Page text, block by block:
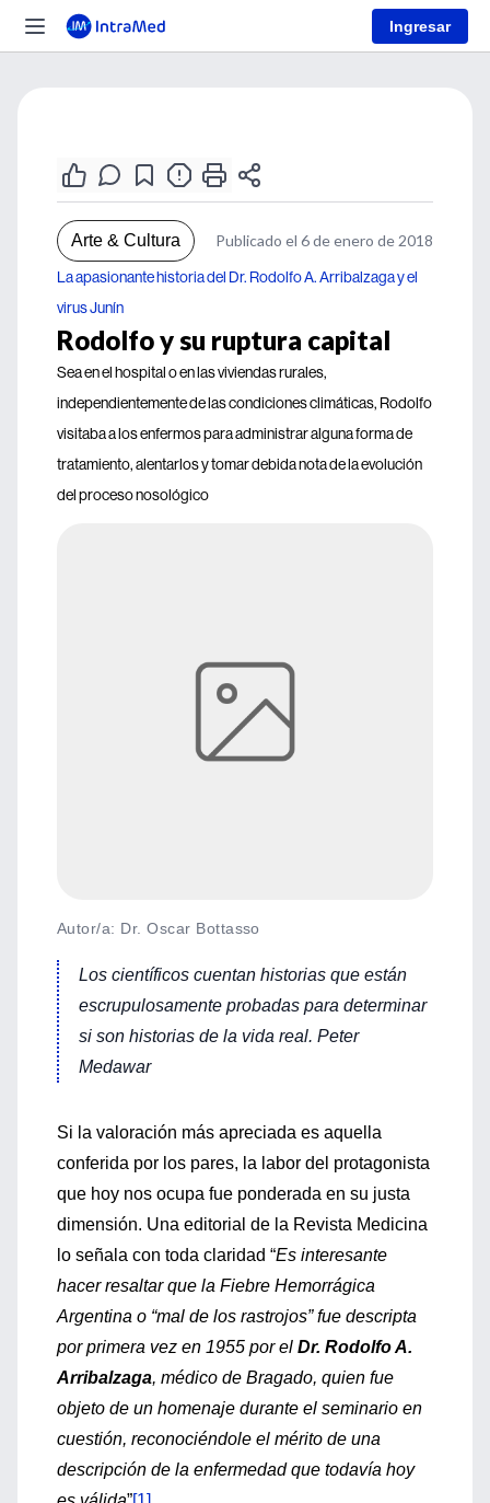
Ingresar
Arte & Cultura Publicado el 6 de enero de 2018
La apasionante historia del Dr. Rodolfo A. Arribalzaga y el
virus Junín
Rodolfo y su ruptura capital
Sea en el hospital o en las viviendas rurales,
independientemente de las condiciones climáticas, Rodolfo
visitaba a los enfermos para administrar alguna forma de
tratamiento, alentarlos y tomar debida nota de la evolución
del proceso nosológico
Autor/a: Dr. Oscar Bottasso
Los científicos cuentan historias que están
escrupulosamente probadas para determinar
si son historias de la vida real. Peter
Medawar
Si la valoración más apreciada es aquella
conferida por los pares, la labor del protagonista
que hoy nos ocupa fue ponderada en su justa
dimensión. Una editorial de la Revista Medicina
lo señala con toda claridad “Es interesante
hacer resaltar que la Fiebre Hemorrágica
Argentina o “mal de los rastrojos” fue descripta
por primera vez en 1955 por el Dr. Rodolfo A.
Arribalzaga, médico de Bragado, quien fue
objeto de un homenaje durante el seminario en
cuestión, reconociéndole el mérito de una
descripción de la enfermedad que todavía hoy